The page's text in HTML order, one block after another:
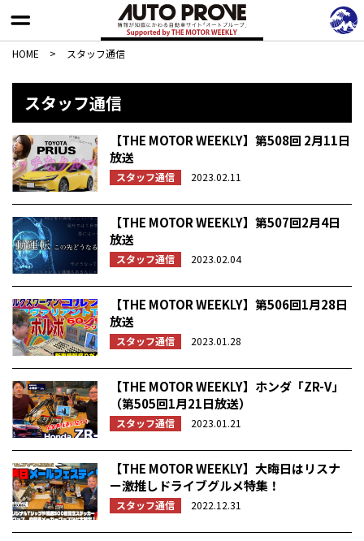
HOME > スタッフ通信
スタッフ通信
【THE MOTOR WEEKLY】第508回 2月11日
放送
スタッフ通信 2023.02.11
【THE MOTOR WEEKLY】第507回2月4日
放送
スタッフ通信 2023.02.04
【THE MOTOR WEEKLY】第506回1月28日
放送
スタッフ通信 2023.01.28
【THE MOTOR WEEKLY】ホンダ「ZR-V」
（第505回1月21日放送）
スタッフ通信 2023.01.21
【THE MOTOR WEEKLY】大晦日はリスナ
ー激推しドライブグルメ特集！
スタッフ通信 2022.12.31